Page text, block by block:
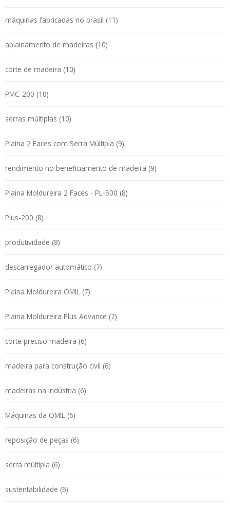
máquinas fabricadas no brasil (11)
aplainamento de madeiras (10)
corte de madeira (10)
PMC-200 (10)
serras múltiplas (10)
Plaina 2 Faces com Serra Múltipla (9)
rendimento no beneficiamento de madeira (9)
Plaina Moldureira 2 Faces - PL-500 (8)
Plus-200 (8)
produtividade (8)
descarregador automático (7)
Plaina Moldureira OMIL (7)
Plaina Moldureira Plus Advance (7)
corte preciso madeira (6)
madeira para construção civil (6)
madeiras na indústria (6)
Máquinas da OMIL (6)
reposição de peças (6)
serra múltipla (6)
sustentabilidade (6)